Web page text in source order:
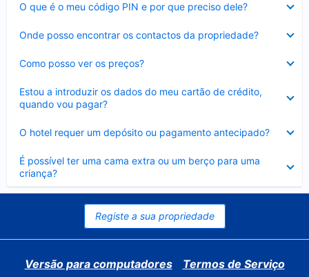
O que é o meu código PIN e por que preciso dele?
fechado
Onde posso encontrar os contactos da propriedade?
fechado
Como posso ver os preços?
fechado
Estou a introduzir os dados do meu cartão de crédito,
quando vou pagar?
fechado
O hotel requer um depósito ou pagamento antecipado?
fechado
É possível ter uma cama extra ou um berço para uma
criança?
Elemento
fechado
Registe a sua propriedade
Versão para computadores
Termos de Serviço